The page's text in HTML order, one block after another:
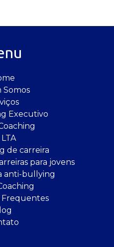
Somos
Executivo
LTA
de carreira
para jovens
anti-bullying